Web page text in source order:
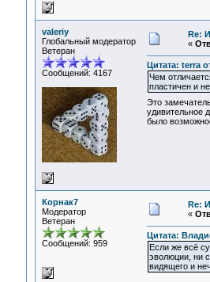
valeriy
Глобальный модератор
Ветеран
Сообщений: 4167
Re:
«
Цитата: terra
Чем
пластичен и
Это
удивительное
было
Корнак7
Модератор
Ветеран
Сообщений: 959
Re:
«
Цитата:
Если же всё
эволюции, ни
видящего и